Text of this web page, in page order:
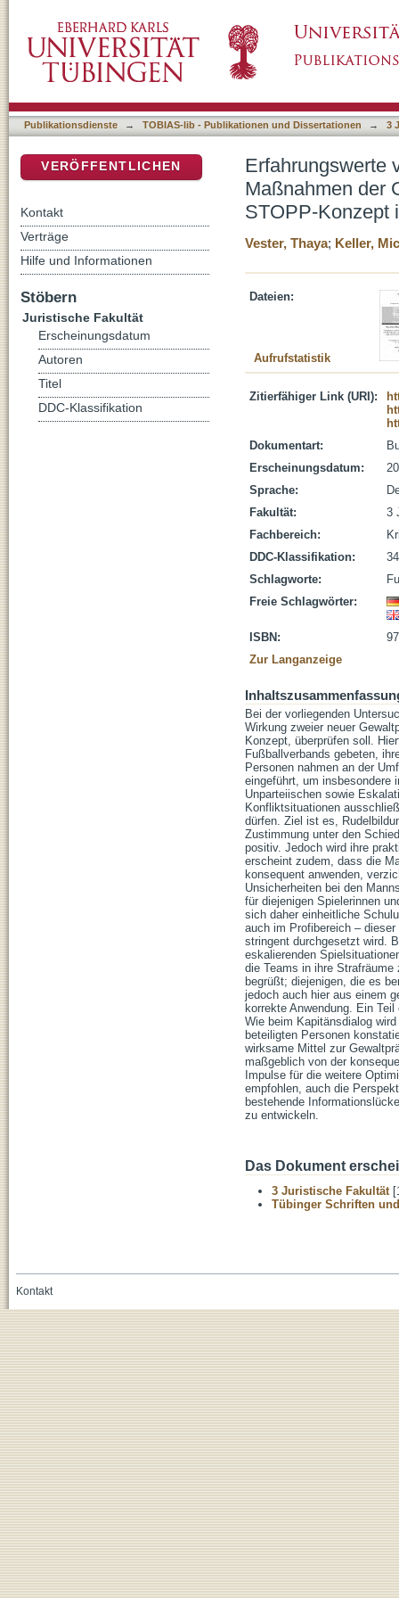
Fußball: Kapitänsdialog und STOPP-
Publikationsdienste → TOBIAS-lib - Publikationen und Dissertationen → 3
Erfahrungswerte
Maßnahmen der
STOPP-Konzept
Vester, Thaya; Keller,
Dateien:
Aufrufstatistik
Zitierfähiger Link (URI):
Dokumentart:
Erscheinungsdatum:
Sprache:
Fakultät:
3
Fachbereich:
DDC-Klassifikation:
Schlagworte:
Freie Schlagwörter:
ISBN:
Zur Langanzeige
Bei der vorliegenden
Wirkung zweier neuer
Konzept, überprüfen soll.
Fußballverbands gebeten,
Personen nahmen an der
eingeführt, um insbesondere
Unparteiischen sowie
Konfliktsituationen
dürfen. Ziel ist es,
Zustimmung unter den
positiv. Jedoch wird ihre
erscheint zudem, dass die
konsequent anwenden,
Unsicherheiten bei den
für diejenigen Spielerinnen
sich daher einheitliche
auch im Profibereich –
stringent durchgesetzt wird.
eskalierenden
die Teams in ihre
begrüßt; diejenigen, die es
jedoch auch hier aus einem
korrekte Anwendung. Ein
Wie beim Kapitänsdialog
beteiligten Personen
wirksame Mittel zur
maßgeblich von der
Impulse für die weitere
empfohlen, auch die
bestehende
zu entwickeln.
Das Dokument
3 Juristische Fakultät
Tübinger Schriften
VERÖFFENTLICHEN
Kontakt
Verträge
Hilfe und Informationen
Stöbern
Juristische Fakultät
Erscheinungsdatum
Autoren
Titel
DDC-Klassifikation
Kontakt